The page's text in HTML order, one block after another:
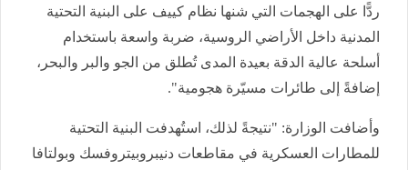
ردًّا على الهجمات التي شنها نظام كييف على البنية التحتية
المدنية داخل الأراضي الروسية، ضربة واسعة باستخدام
أسلحة عالية الدقة بعيدة المدى تُطلق من الجو والبر والبحر،
إضافةً إلى طائرات مسيّرة هجومية".
وأضافت الوزارة: "نتيجةً لذلك، استُهدفت البنية التحتية
للمطارات العسكرية في مقاطعات دنيبروبيتروفسك وبولتافا